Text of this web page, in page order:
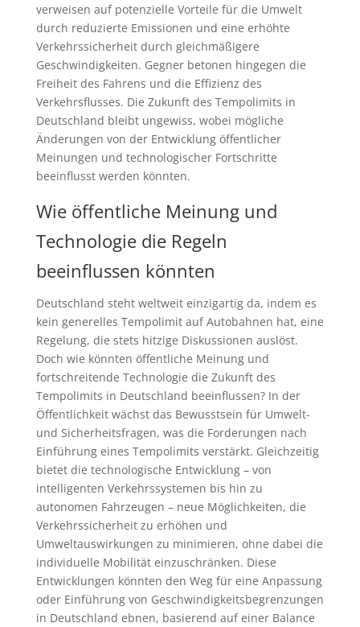
verweisen auf potenzielle Vorteile für die Umwelt
durch reduzierte Emissionen und eine erhöhte
Verkehrssicherheit durch gleichmäßigere
Geschwindigkeiten. Gegner betonen hingegen die
Freiheit des Fahrens und die Effizienz des
Verkehrsflusses. Die Zukunft des Tempolimits in
Deutschland bleibt ungewiss, wobei mögliche
Änderungen von der Entwicklung öffentlicher
Meinungen und technologischer Fortschritte
beeinflusst werden könnten.
Wie öffentliche Meinung und
Technologie die Regeln
beeinflussen könnten
Deutschland steht weltweit einzigartig da, indem es
kein generelles Tempolimit auf Autobahnen hat, eine
Regelung, die stets hitzige Diskussionen auslöst.
Doch wie könnten öffentliche Meinung und
fortschreitende Technologie die Zukunft des
Tempolimits in Deutschland beeinflussen? In der
Öffentlichkeit wächst das Bewusstsein für Umwelt-
und Sicherheitsfragen, was die Forderungen nach
Einführung eines Tempolimits verstärkt. Gleichzeitig
bietet die technologische Entwicklung – von
intelligenten Verkehrssystemen bis hin zu
autonomen Fahrzeugen – neue Möglichkeiten, die
Verkehrssicherheit zu erhöhen und
Umweltauswirkungen zu minimieren, ohne dabei die
individuelle Mobilität einzuschränken. Diese
Entwicklungen könnten den Weg für eine Anpassung
oder Einführung von Geschwindigkeitsbegrenzungen
in Deutschland ebnen, basierend auf einer Balance